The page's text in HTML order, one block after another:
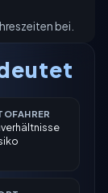
bei.